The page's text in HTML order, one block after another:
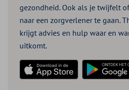
gezondheid. Ook als je twijfelt
naar een zorgverlener te gaan.
krijgt advies en hulp waar en
uitkomt.
Download in de App Store
Download in